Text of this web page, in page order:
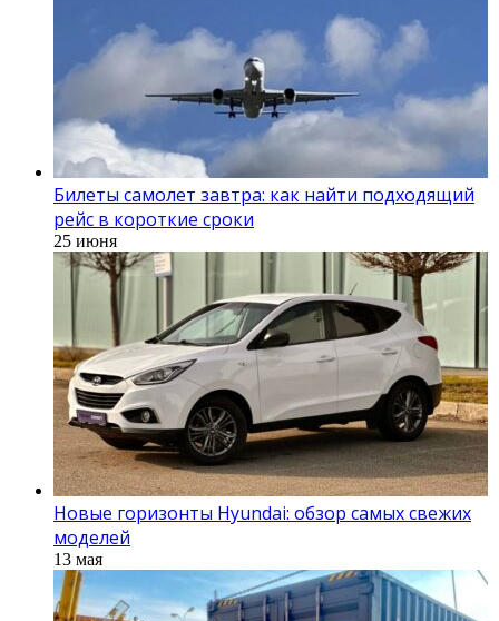
Билеты самолет завтра: как найти подходящий
рейс в короткие сроки
25 июня
Новые горизонты Hyundai: обзор самых свежих
моделей
13 мая